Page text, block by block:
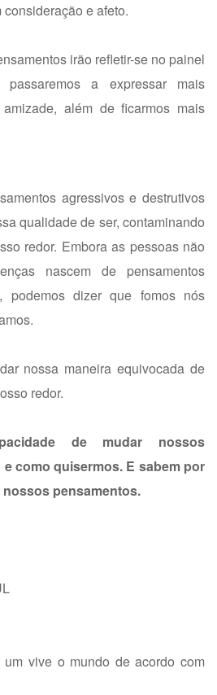
e afeto.
irão refletir-se no painel
a expressar mais
além de ficarmos mais
agressivos e destrutivos
qualidade de ser, contaminando
redor. Embora as pessoas não
nascem de pensamentos
podemos dizer que fomos nós
nossa maneira equivocada de
redor.
de mudar nossos
como quisermos. E sabem por
pensamentos.
vive o mundo de acordo com